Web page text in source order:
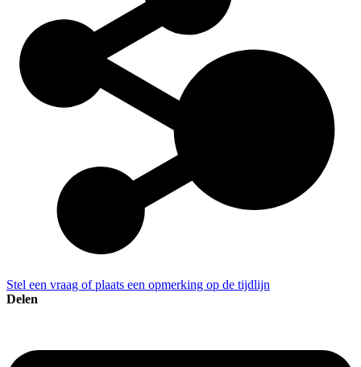
Stel een vraag of plaats een opmerking op de tijdlijn
Delen